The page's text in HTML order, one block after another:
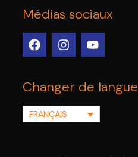
Médias sociaux
Changer de langue
FRANÇAIS